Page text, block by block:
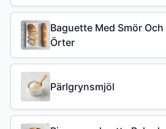
Baguette Med Smör Och
Örter
Pärlgrynsmjöl